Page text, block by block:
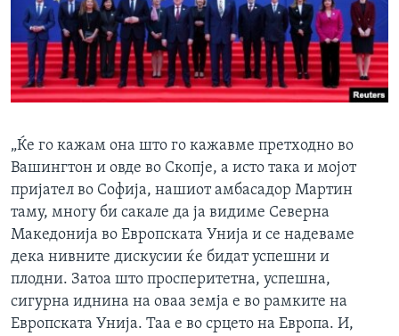
„Ќе го кажам она што го кажавме претходно во
Вашингтон и овде во Скопје, а исто така и мојот
пријател во Софија, нашиот амбасадор Мартин
таму, многу би сакале да ја видиме Северна
Македонија во Европската Унија и се надеваме
дека нивните дискусии ќе бидат успешни и
плодни. Затоа што просперитетна, успешна,
сигурна иднина на оваа земја е во рамките на
Европската Унија. Таа е во срцето на Европа. И,